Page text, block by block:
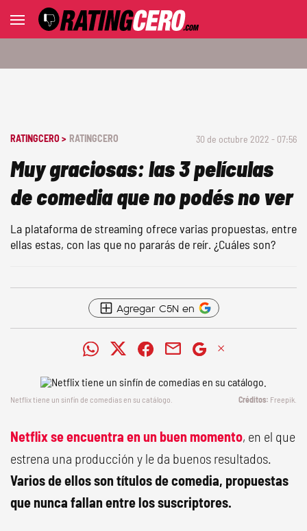
RATINGCERO > RATINGCERO 30 de octubre 2022 - 07:56
Muy graciosas: las 3 películas
de comedia que no podés no ver
La plataforma de streaming ofrece varias propuestas, entre
ellas estas, con las que no pararás de reír. ¿Cuáles son?
Agregar C5N en
Netflix tiene un sinfín de comedias en su catálogo. Freepik.
Netflix se encuentra en un buen momento, en el que
estrena una producción y le da buenos resultados.
Varios de ellos son títulos de comedia, propuestas
que nunca fallan entre los suscriptores.